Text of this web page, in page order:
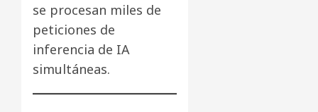
se procesan miles de
peticiones de
inferencia de IA
simultáneas.